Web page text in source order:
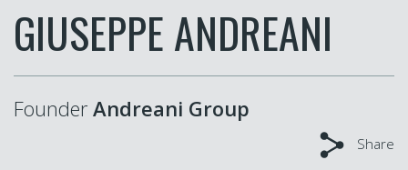
GIUSEPPE ANDREANI
Founder Andreani Group
Share